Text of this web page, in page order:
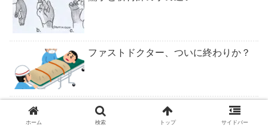
ファストドクター、ついに終わりか？
ロキソニンテープは腰痛症に適応なし
ホーム 検索 トップ サイドバー